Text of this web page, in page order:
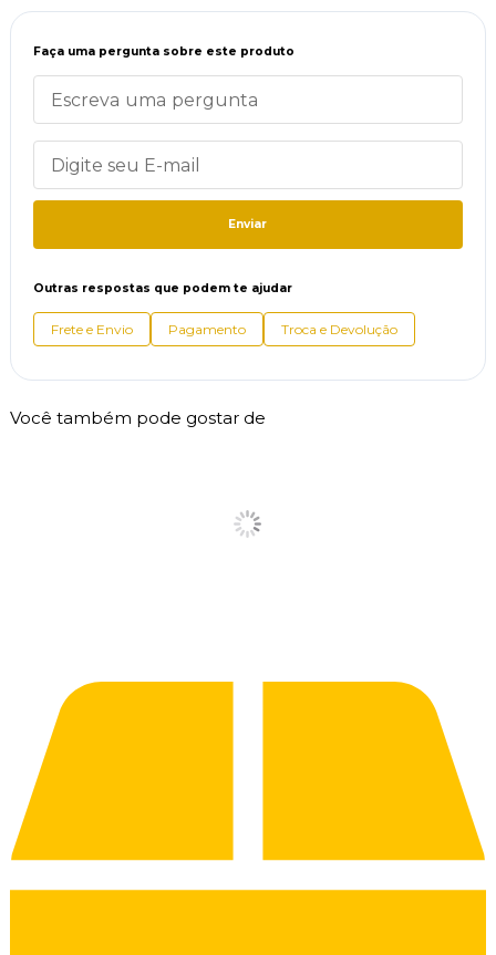
Faça uma pergunta sobre este produto
Enviar
Outras respostas que podem te ajudar
Frete e Envio Pagamento Troca e Devolução
Você também pode gostar de